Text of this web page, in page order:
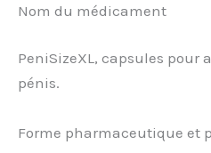
Nom du médicament
PeniSizeXL, capsules
pénis.
Forme pharmaceutique et